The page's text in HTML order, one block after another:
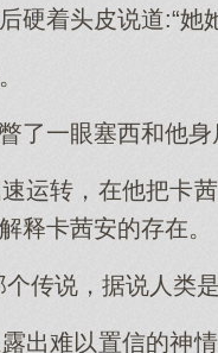
硬着头皮说道:“她
了一眼塞西和他
运转，在他把卡
释卡茜安的存在。
传说，据说人类
出难以置信的神